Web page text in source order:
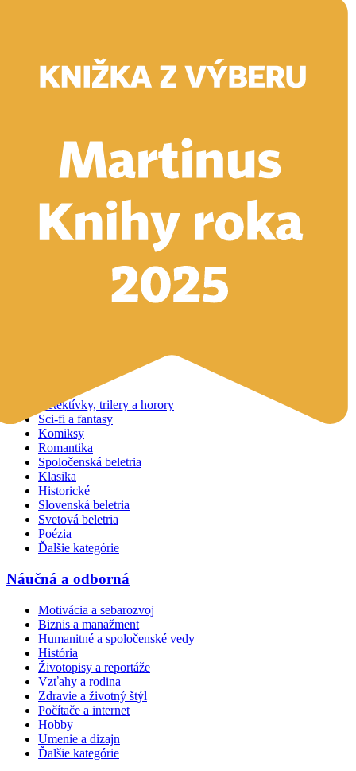
Vyhľadávanie
Vyhľadávanie
Detektívky, trilery a horory
Sci-fi a fantasy
Komiksy
Romantika
Spoločenská beletria
Klasika
Historické
Slovenská beletria
Svetová beletria
Poézia
Ďalšie kategórie
Náučná a odborná
Motivácia a sebarozvoj
Biznis a manažment
Humanitné a spoločenské vedy
História
Životopisy a reportáže
Vzťahy a rodina
Zdravie a životný štýl
Počítače a internet
Hobby
Umenie a dizajn
Ďalšie kategórie